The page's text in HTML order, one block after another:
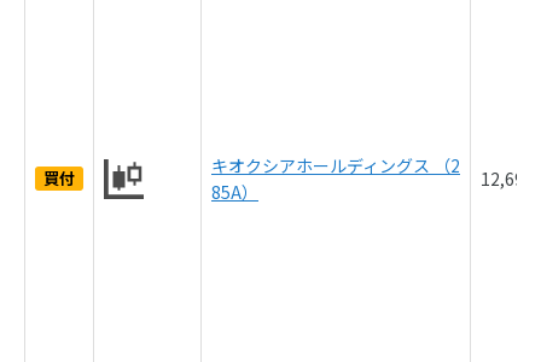
買付
キオクシアホールディングス （2
85A）
12,690